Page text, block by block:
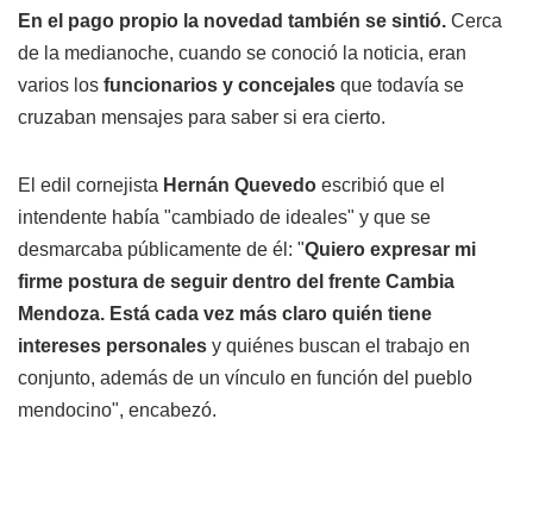
En el pago propio la novedad también se sintió. Cerca
de la medianoche, cuando se conoció la noticia, eran
varios los funcionarios y concejales que todavía se
cruzaban mensajes para saber si era cierto.
El edil cornejista Hernán Quevedo escribió que el
intendente había "cambiado de ideales" y que se
desmarcaba públicamente de él: "Quiero expresar mi
firme postura de seguir dentro del frente Cambia
Mendoza. Está cada vez más claro quién tiene
intereses personales y quiénes buscan el trabajo en
conjunto, además de un vínculo en función del pueblo
mendocino", encabezó.